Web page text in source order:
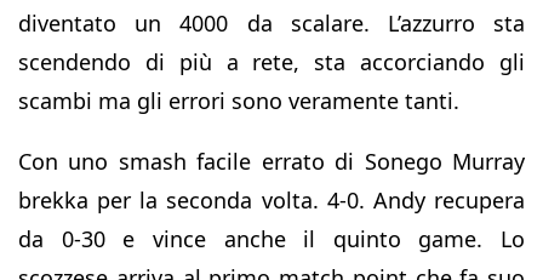
diventato un 4000 da scalare. L’azzurro sta
scendendo di più a rete, sta accorciando gli
scambi ma gli errori sono veramente tanti.
Con uno smash facile errato di Sonego Murray
brekka per la seconda volta. 4-0. Andy recupera
da 0-30 e vince anche il quinto game. Lo